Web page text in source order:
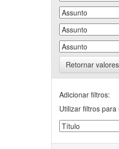
Retornar valores
Adicionar filtros:
Utilizar filtros